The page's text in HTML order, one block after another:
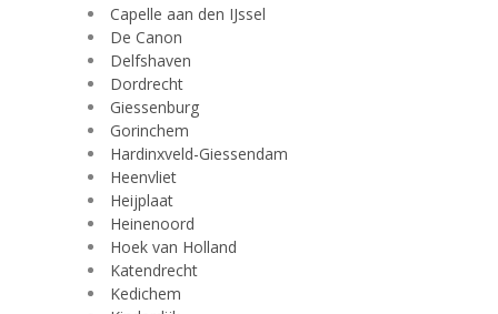
Capelle aan den IJssel
De Canon
Delfshaven
Dordrecht
Giessenburg
Gorinchem
Hardinxveld-Giessendam
Heenvliet
Heijplaat
Heinenoord
Hoek van Holland
Katendrecht
Kedichem